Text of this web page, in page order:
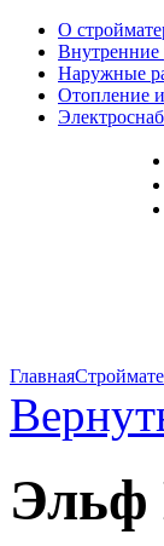
О
Внутренние
Наружные
Отопление
Главная
Эльф